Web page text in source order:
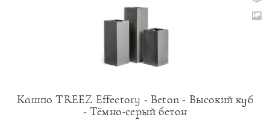
Кашпо TREEZ Effectory - Beton - Высокий куб
- Тёмно-серый бетон